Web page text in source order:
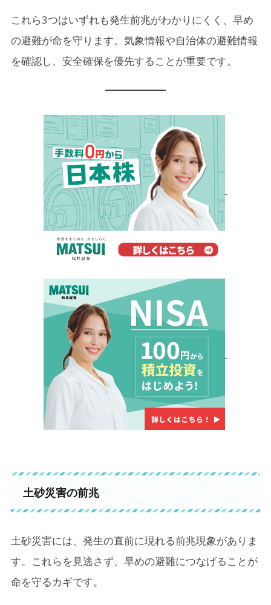
これら3つはいずれも発生前兆がわかりにくく、早め
の避難が命を守ります。気象情報や自治体の避難情報
を確認し、安全確保を優先することが重要です。
土砂災害の前兆
土砂災害には、発生の直前に現れる前兆現象がありま
す。これらを見逃さず、早めの避難につなげることが
命を守るカギです。